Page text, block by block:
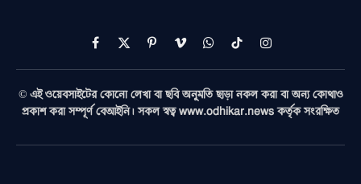
Facebook
X
(Twitter)
PinterestVimeoWhatsAppTikTokInstagram
© এই ওয়েবসাইটের কোনো লেখা বা ছবি অনুমতি ছাড়া নকল করা বা অন্য কোথাও
প্রকাশ করা সম্পূর্ণ বেআইনি। সকল স্বত্ব www.odhikar.news কর্তৃক সংরক্ষিত